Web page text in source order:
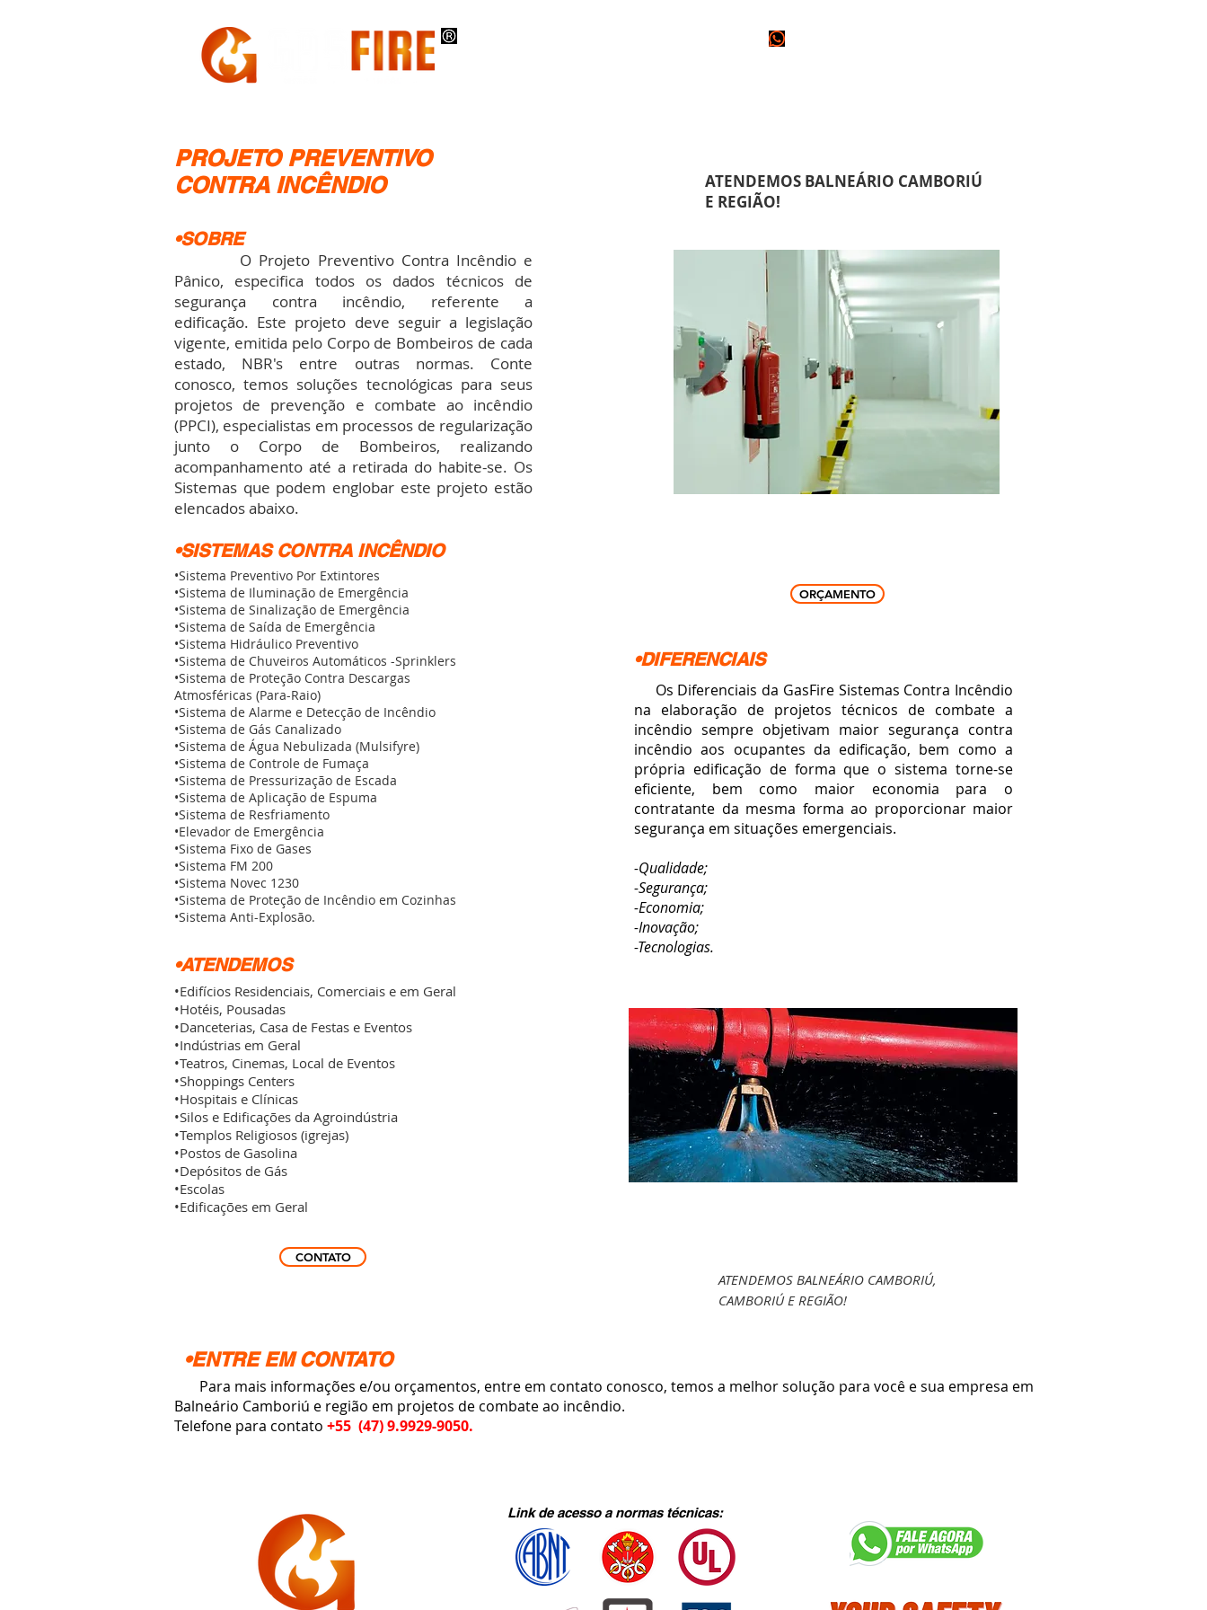
PROJETO PREVENTIVO
CONTRA INCÊNDIO
ATENDEMOS BALNEÁRIO CAMBORIÚ
E REGIÃO!
•SOBRE
O Projeto Preventivo Contra Incêndio e
Pânico, especifica todos os dados técnicos de
segurança contra incêndio, referente a
edificação. Este projeto deve seguir a legislação
vigente, emitida pelo Corpo de Bombeiros de cada
estado, NBR's entre outras normas. Conte
conosco, temos soluções tecnológicas para seus
projetos de prevenção e combate ao incêndio
(PPCI), especialistas em processos de regularização
junto o Corpo de Bombeiros, realizando
acompanhamento até a retirada do habite-se. Os
Sistemas que podem englobar este projeto estão
elencados abaixo.
•SISTEMAS CONTRA INCÊNDIO
•Sistema Preventivo Por Extintores
•Sistema de Iluminação de Emergência
•Sistema de Sinalização de Emergência
•Sistema de Saída de Emergência
•Sistema Hidráulico Preventivo
•Sistema de Chuveiros Automáticos -Sprinklers
•Sistema de Proteção Contra Descargas
Atmosféricas (Para-Raio)
•Sistema de Alarme e Detecção de Incêndio
•Sistema de Gás Canalizado
•Sistema de Água Nebulizada (Mulsifyre)
•Sistema de Controle de Fumaça
•Sistema de Pressurização de Escada
•Sistema de Aplicação de Espuma
•Sistema de Resfriamento
•Elevador de Emergência
•Sistema Fixo de Gases
•Sistema FM 200
•Sistema Novec 1230
•Sistema de Proteção de Incêndio em Cozinhas
•Sistema Anti-Explosão.
•ATENDEMOS
•Edifícios Residenciais, Comerciais e em Geral
•Hotéis, Pousadas
•Danceterias, Casa de Festas e Eventos
•Indústrias em Geral
•Teatros, Cinemas, Local de Eventos
•Shoppings Centers
•Hospitais e Clínicas
•Silos e Edificações da Agroindústria
•Templos Religiosos (igrejas)
•Postos de Gasolina
•Depósitos de Gás
•Escolas
•Edificações em Geral
CONTATO
ORÇAMENTO
•DIFERENCIAIS
Os Diferenciais da GasFire Sistemas Contra Incêndio
na elaboração de projetos técnicos de combate a
incêndio sempre objetivam maior segurança contra
incêndio aos ocupantes da edificação, bem como a
própria edificação de forma que o sistema torne-se
eficiente, bem como maior economia para o
contratante da mesma forma ao proporcionar maior
segurança em situações emergenciais.
-Qualidade;
-Segurança;
-Economia;
-Inovação;
-Tecnologias.
ATENDEMOS BALNEÁRIO CAMBORIÚ,
CAMBORIÚ E REGIÃO!
•ENTRE EM CONTATO
Para mais informações e/ou orçamentos, entre em contato conosco, temos a melhor solução para você e sua empresa em
Balneário Camboriú e região em projetos de combate ao incêndio.
Telefone para contato +55 (47) 9.9929-9050.
Link de acesso a normas técnicas: